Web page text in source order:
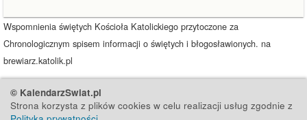
Wspomnienia świętych Kościoła Katolickiego przytoczone za
Chronologicznym spisem informacji o świętych i błogosławionych. na
brewiarz.katolik.pl
© KalendarzSwiat.pl
Strona korzysta z plików cookies w celu realizacji usług zgodnie z